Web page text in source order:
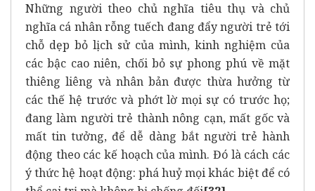
Những người theo chủ nghĩa tiêu thụ và chủ
nghĩa cá nhân rỗng tuếch đang đẩy người trẻ tới
chỗ dẹp bỏ lịch sử của mình, kinh nghiệm của
các bậc cao niên, chối bỏ sự phong phú về mặt
thiêng liêng và nhân bản được thừa hưởng từ
các thế hệ trước và phớt lờ mọi sự có trước họ;
đang làm người trẻ thành nông cạn, mất gốc và
mất tin tưởng, để dễ dàng bắt người trẻ hành
động theo các kế hoạch của mình. Đó là cách các
ý thức hệ hoạt động: phá huỷ mọi khác biệt để có